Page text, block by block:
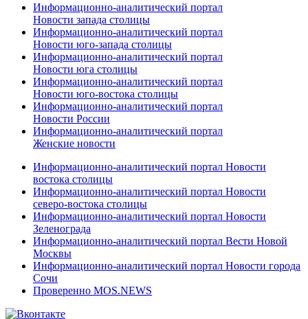
Информационно-аналитический портал
Новости запада столицы
Информационно-аналитический портал
Новости юго-запада столицы
Информационно-аналитический портал
Новости юга столицы
Информационно-аналитический портал
Новости юго-востока столицы
Информационно-аналитический портал
Новости России
Информационно-аналитический портал
Женские новости
Информационно-аналитический портал Новости
востока столицы
Информационно-аналитический портал Новости
северо-востока столицы
Информационно-аналитический портал Новости
Зеленограда
Информационно-аналитический портал Вести Новой
Москвы
Информационно-аналитический портал Новости города
Сочи
Проверенно MOS.NEWS